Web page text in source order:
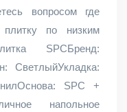
вопросом где
по низким
SPCБренд:
СветлыйУкладка:
SPC +
напольное